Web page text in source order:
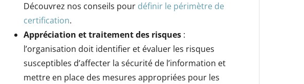
Découvrez nos conseils pour définir le périmètre de
certification.
Appréciation et traitement des risques :
l’organisation doit identifier et évaluer les risques
susceptibles d’affecter la sécurité de l’information et
mettre en place des mesures appropriées pour les